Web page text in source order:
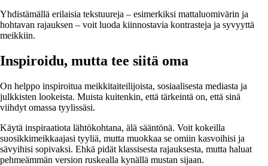
Yhdistämällä erilaisia tekstuureja – esimerkiksi mattaluomivärin ja
hohtavan rajauksen – voit luoda kiinnostavia kontrasteja ja syvyyttä
meikkiin.
Inspiroidu, mutta tee siitä oma
On helppo inspiroitua meikkitaiteilijoista, sosiaalisesta mediasta ja
julkkisten lookeista. Muista kuitenkin, että tärkeintä on, että sinä
viihdyt omassa tyylissäsi.
Käytä inspiraatiota lähtökohtana, älä sääntönä. Voit kokeilla
suosikkimeikkaajasi tyyliä, mutta muokkaa se omiin kasvoihisi ja
sävyihisi sopivaksi. Ehkä pidät klassisesta rajauksesta, mutta haluat
pehmeämmän version ruskealla kynällä mustan sijaan.